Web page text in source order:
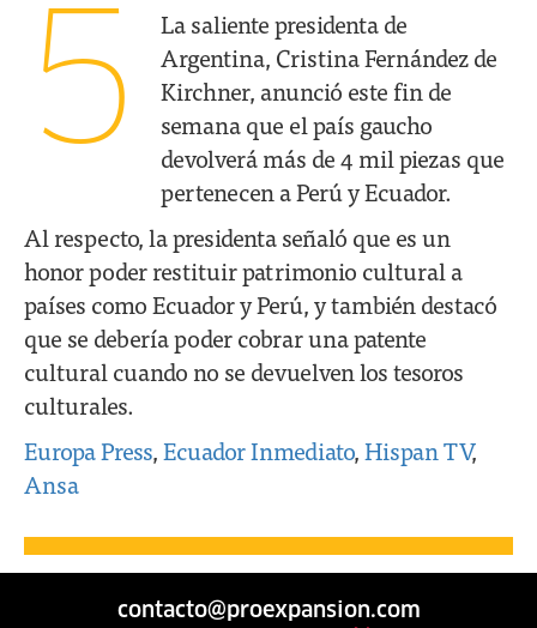
5
La saliente presidenta de
Argentina, Cristina Fernández de
Kirchner, anunció este fin de
semana que el país gaucho
devolverá más de 4 mil piezas que
pertenecen a Perú y Ecuador.
Al respecto, la presidenta señaló que es un
honor poder restituir patrimonio cultural a
países como Ecuador y Perú, y también destacó
que se debería poder cobrar una patente
cultural cuando no se devuelven los tesoros
culturales.
Europa Press,Ecuador Inmediato,Hispan TV,
Ansa
contacto@proexpansion.com